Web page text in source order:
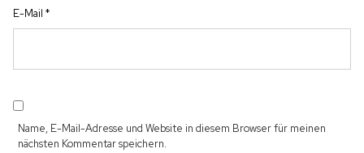
E-Mail *
Name, E-Mail-Adresse und Website in diesem Browser für meinen
nächsten Kommentar speichern.